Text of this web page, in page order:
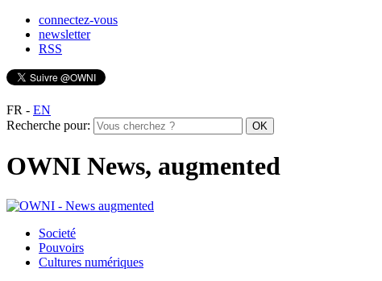
connectez-vous
newsletter
RSS
FR - EN
Recherche pour:
OWNI News, augmented
Societé
Pouvoirs
Cultures numériques